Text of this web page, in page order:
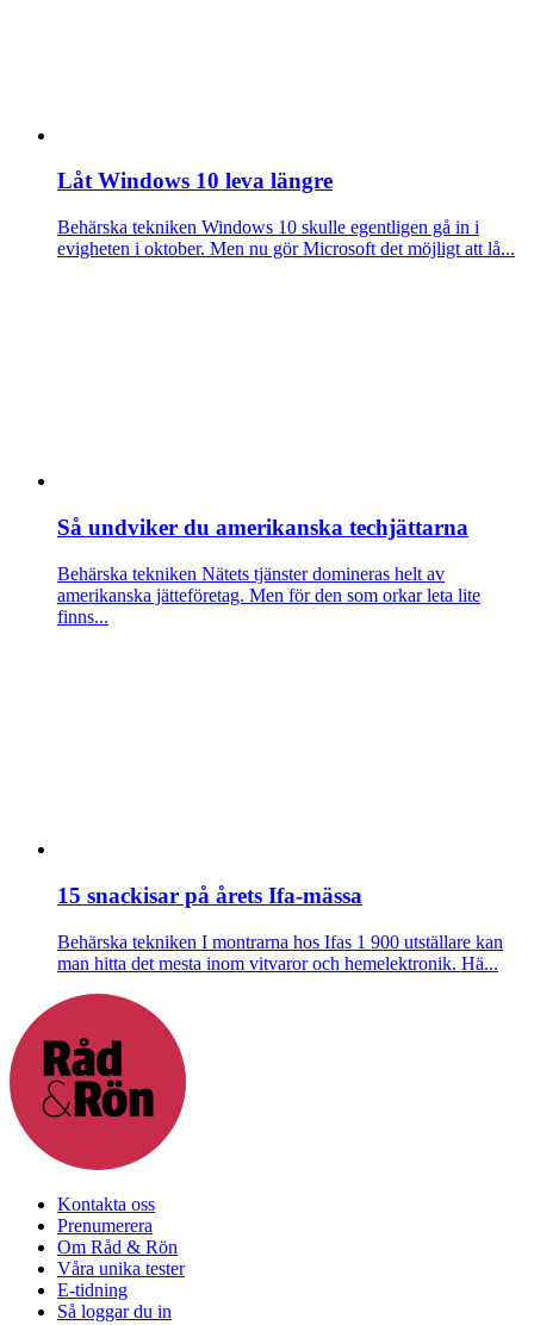
Låt Windows 10 leva längre
Behärska tekniken Windows 10 skulle egentligen gå in i
evigheten i oktober. Men nu gör Microsoft det möjligt att lå...
Så undviker du amerikanska techjättarna
Behärska tekniken Nätets tjänster domineras helt av
amerikanska jätteföretag. Men för den som orkar leta lite
finns...
15 snackisar på årets Ifa-mässa
Behärska tekniken I montrarna hos Ifas 1 900 utställare kan
man hitta det mesta inom vitvaror och hemelektronik. Hä...
Kontakta oss
Prenumerera
Om Råd & Rön
Våra unika tester
E-tidning
Så loggar du in